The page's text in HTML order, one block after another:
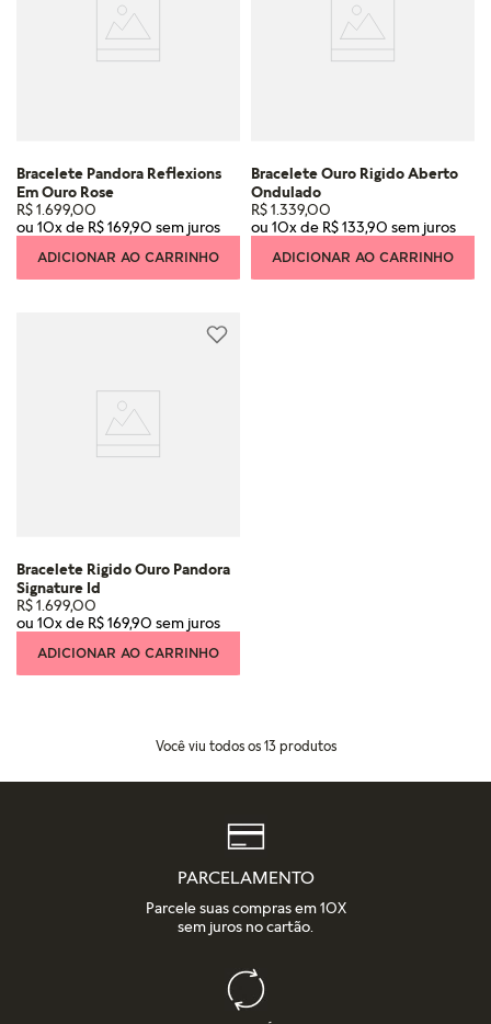
Bracelete Pandora Reflexions
Em Ouro Rose
R$1 699,00
ou 10x de R$169,90
ADICIONAR AO CARRINHO
Bracelete Ouro Rigido Aberto
Ondulado
R$1 339,00
ou 10x de R$133,90
ADICIONAR AO CARRINHO
Bracelete Rigido Ouro Pandora
Signature Id
R$1 699,00
ou 10x de R$169,90
ADICIONAR AO CARRINHO
Você viu todos os 13produtos
PARCELAMENTO
Parcele suas compras em 10X
sem juros no cartão.